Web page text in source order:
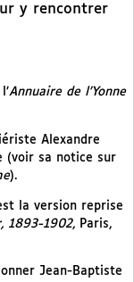
y rencontrer
Annuaire de l’Yonne
Alexandre
(voir sa notice sur
).
la version reprise
1893-1902, Paris,
Jean-Baptiste